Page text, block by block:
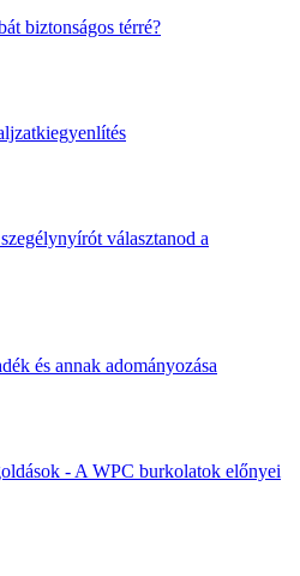
biztonságos térré?
választanod a
és annak adományozása
- A WPC burkolatok előnyei